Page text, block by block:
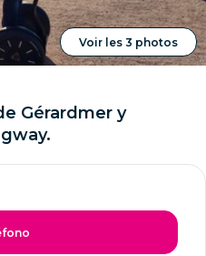
Voir les 3 photos
Gérardmer y